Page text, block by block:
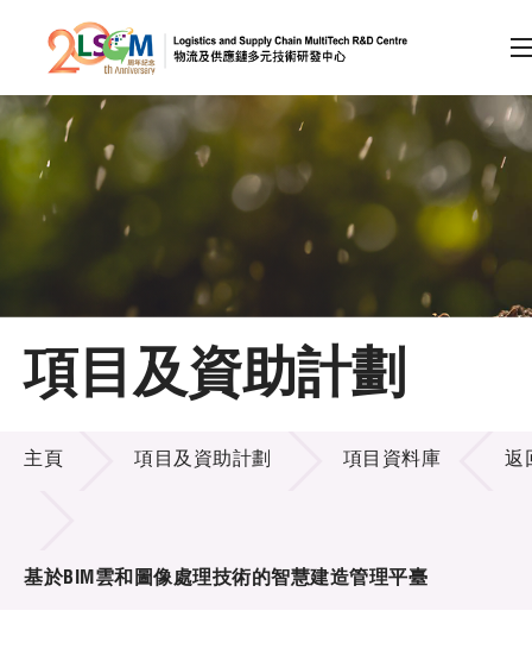
跳到內容（按回車鍵）
會員登入
A A EN 繁 简
主頁
關於LSCM
技術商品化
合作計劃
項目及資助計劃
項目及資助計劃
主頁 項目及資助計劃 項目資料庫
基於BIM雲和圖像處理技術的智慧建造管理平臺
返